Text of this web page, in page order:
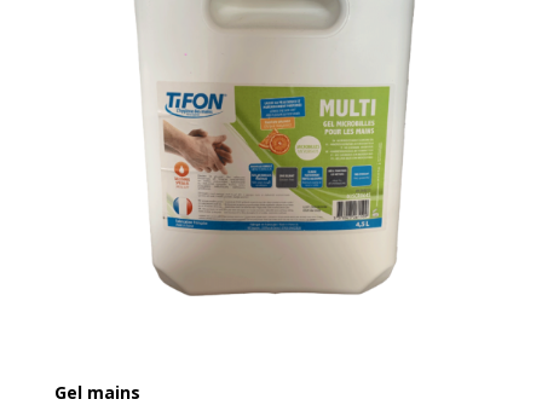
Gel mains